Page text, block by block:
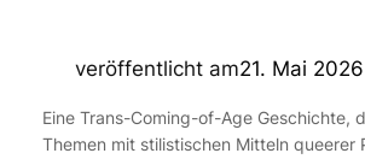
veröffentlicht am21. Mai 2026
Eine Trans-Coming-of-Age Geschichte,
Themen mit stilistischen Mitteln queerer